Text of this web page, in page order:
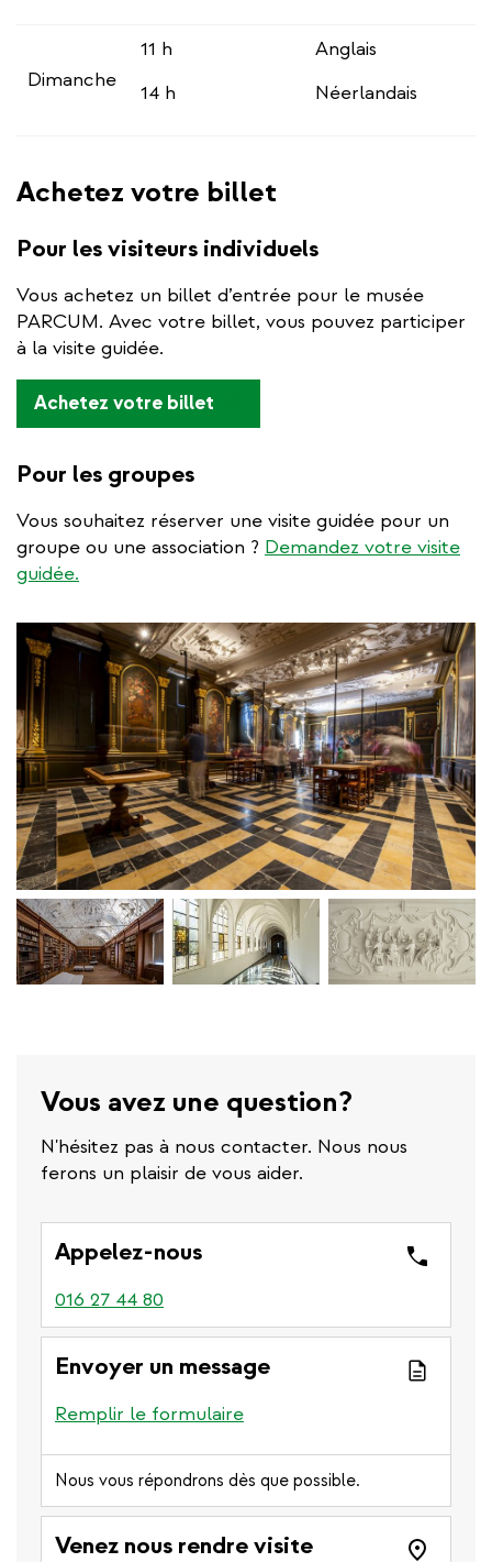
Dimanche
11 h
14 h
Anglais
Néerlandais
Achetez votre billet
Pour les visiteurs individuels
Vous achetez un billet d’entrée pour le musée
PARCUM. Avec votre billet, vous pouvez participer
à la visite guidée.
Achetez votre billet
is
Pour les groupes
Vous souhaitez réserver une visite guidée pour un
groupe ou une association ? Demandez votre visite
guidée.
Vous avez une question?
N'hésitez pas à nous contacter. Nous nous
ferons un plaisir de vous aider.
Appelez-nous
016 27 44 80
Envoyer un message
Remplir le formulaire
Nous vous répondrons dès que possible.
Venez nous rendre visite